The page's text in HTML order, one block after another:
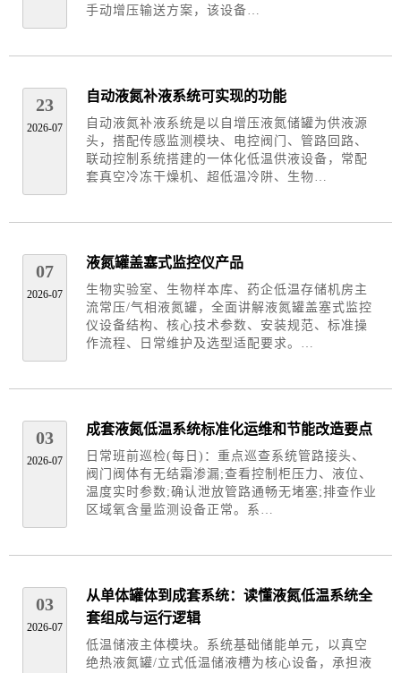
手动增压输送方案，该设备…
23
2026-07
自动液氮补液系统可实现的功能
自动液氮补液系统是以自增压液氮储罐为供液源
头，搭配传感监测模块、电控阀门、管路回路、
联动控制系统搭建的一体化低温供液设备，常配
套真空冷冻干燥机、超低温冷阱、生物…
07
2026-07
液氮罐盖塞式监控仪产品
生物实验室、生物样本库、药企低温存储机房主
流常压/气相液氮罐，全面讲解液氮罐盖塞式监控
仪设备结构、核心技术参数、安装规范、标准操
作流程、日常维护及选型适配要求。…
03
2026-07
成套液氮低温系统标准化运维和节能改造要点
日常班前巡检(每日)：重点巡查系统管路接头、
阀门阀体有无结霜渗漏;查看控制柜压力、液位、
温度实时参数;确认泄放管路通畅无堵塞;排查作业
区域氧含量监测设备正常。系…
03
2026-07
从单体罐体到成套系统：读懂液氮低温系统全
套组成与运行逻辑
低温储液主体模块。系统基础储能单元，以真空
绝热液氮罐/立式低温储液槽为核心设备，承担液